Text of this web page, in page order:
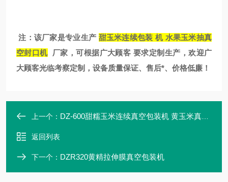
注：该厂家是专业生产 甜玉米连续包装 机 水果玉米抽真
空封口机 厂家，可根据广大顾客 要求定制生产，欢迎广
大顾客光临考察定制，设备质量保证、售后*、价格低廉！
上一个： DZ-600甜糯玉米连续真空包装机 黄玉米真空封口机
返回列表
下一个： DZR320黄精拉伸膜真空包装机